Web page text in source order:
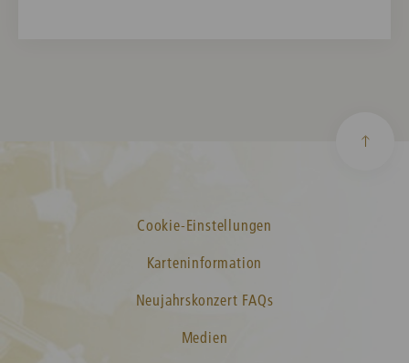
Cookie-Einstellungen
Karteninformation
Neujahrskonzert FAQs
Medien